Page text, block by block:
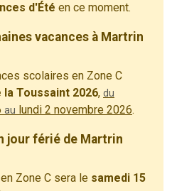
d'Été en ce moment.
vacances à Martrin
scolaires en Zone C
la Toussaint 2026, du
au lundi 2 novembre 2026.
jour férié de Martrin
Zone C sera le samedi 15